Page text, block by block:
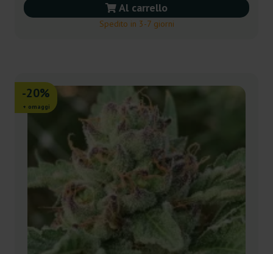
Al carrello
Spedito in 3-7 giorni
-20%
+ omaggi